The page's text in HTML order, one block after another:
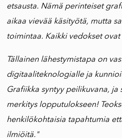
etsausta. Nämä perinteiset
aikaa vievää käsityötä, mutta
toimintaa. Kaikki vedokset
Tällainen lähestymistapa on
digitaaliteknologialle ja
Grafiikka syntyy peilikuvana, ja
merkitys lopputulokseen!
henkilökohtaisia tapahtumia
ilmiöitä."